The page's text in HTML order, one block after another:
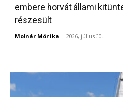
embere horvát állami
részesült
Molnár Mónika - 2026, július 30.